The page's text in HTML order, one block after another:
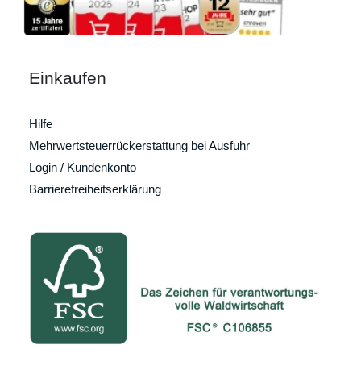
Einkaufen
Hilfe
Mehrwertsteuerrückerstattung bei Ausfuhr
Login / Kundenkonto
Barrierefreiheitserklärung